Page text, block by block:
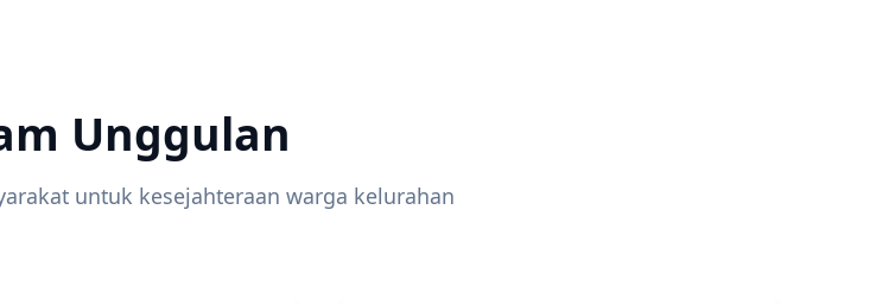
Unggulan
untuk kesejahteraan warga kelurahan